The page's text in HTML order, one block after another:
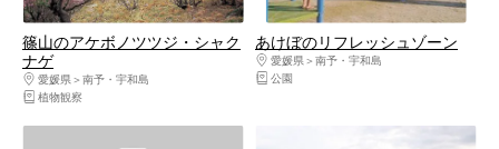
篠山のアケボノツツジ・シャク
ナゲ
愛媛県
南予・宇和島
植物観察
あけぼのリフレッシュゾーン
愛媛県
南予・宇和島
公園